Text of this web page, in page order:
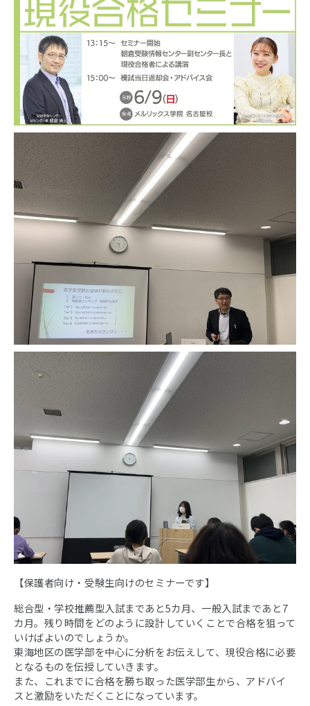
【保護者向け・受験生向けのセミナーです】
総合型・学校推薦型入試まであと5カ月、一般入試まであと7
カ月。残り時間をどのように設計していくことで合格を狙って
いけばよいのでしょうか。
東海地区の医学部を中心に分析をお伝えして、現役合格に必要
となるものを伝授していきます。
また、これまでに合格を勝ち取った医学部生から、アドバイ
スと激励をいただくことになっています。